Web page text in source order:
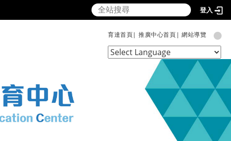
登入
育達首頁| 推廣中心首頁| 網站導覽
Translate